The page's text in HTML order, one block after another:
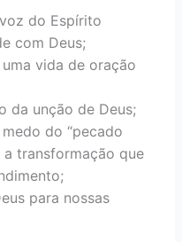
do Espírito
com Deus;
vida de oração
da unção de Deus;
do “pecado
transformação que
para nossas